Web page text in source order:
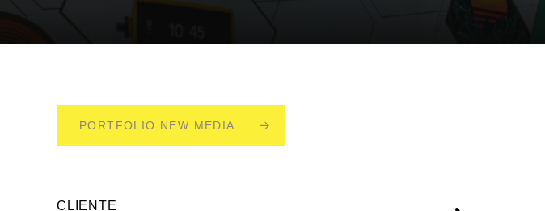
PORTFOLIO NEW MEDIA
CLIENTE